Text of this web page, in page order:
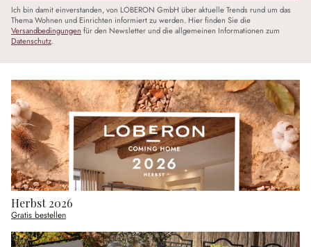
Ich bin damit einverstanden, von LOBERON GmbH über aktuelle Trends rund um das
Thema Wohnen und Einrichten informiert zu werden. Hier finden Sie die
Versandbedingungen für den Newsletter und die allgemeinen Informationen zum
Datenschutz.
Herbst 2026
Gratis bestellen